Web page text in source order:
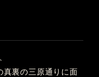
真裏の三原通りに面